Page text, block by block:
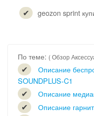
geozon sprint
По теме: ( Обзор
Описание
SOUNDPLUS-C1
Описание
Описание